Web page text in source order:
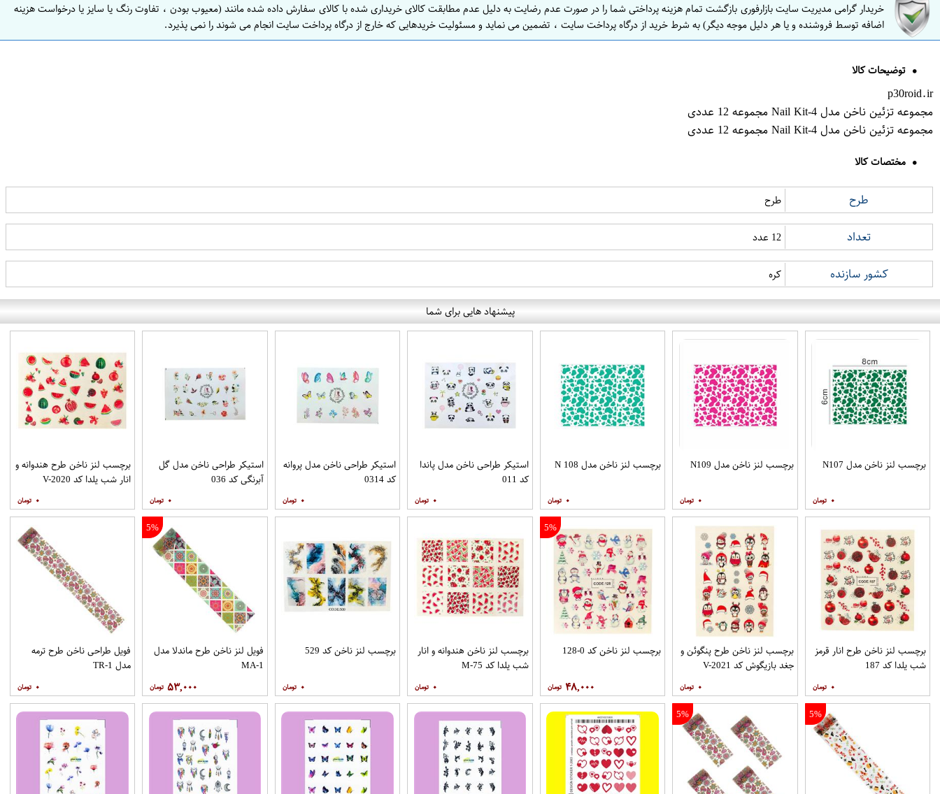
خریدار گرامی مدیریت سایت بازارفوری بازگشت تمام هزینه پرداختی شما را در صورت عدم رضایت به دلیل عدم مطابقت کالای خریداری شده با کالای سفارش داده شده مانند (معیوب بودن ، تفاوت رنگ یا سایز یا درخواست هزینه
اضافه توسط فروشنده و یا هر دلیل موجه دیگر) به شرط خرید از درگاه پرداخت سایت ، تضمین می نماید و مسئولیت خریدهایی که خارج از درگاه پرداخت سایت انجام می شوند را نمی پذیرد.
توضیحات کالا
p30roid.ir
مجموعه تزئین ناخن مدل Nail Kit-4 مجموعه 12 عددی
مجموعه تزئین ناخن مدل Nail Kit-4 مجموعه 12 عددی
مختصات کالا
طرح طرح
تعداد 12 عدد
کشور سازنده کره
پیشنهاد هایی برای شما
برچسب لنز ناخن مدل N107
۰
برچسب لنز ناخن مدل N109
۰
برچسب لنز ناخن مدل N 108
۰
استیکر طراحی ناخن مدل پاندا
کد 011
۰
استیکر طراحی ناخن مدل پروانه
کد 0314
۰
استیکر طراحی ناخن مدل گل
آبرنگی کد 036
۰
برچسب لنز ناخن طرح هندوانه و
انار شب یلدا کد V-2020
۰
برچسب لنز ناخن طرح انار قرمز
شب یلدا کد 187
۰
برچسب لنز ناخن طرح پنگوئن و
جغد بازیگوش کد V-2021
۰
5%
برچسب لنز ناخن کد 0-128
۴۸,۰۰۰
برچسب لنز ناخن هندوانه و انار
شب یلدا کد M-75
۰
برچسب لنز ناخن کد 529
۰
5%
فویل لنز ناخن طرح ماندلا مدل
MA-1
۵۳,۰۰۰
فویل طراحی ناخن طرح ترمه
مدل TR-1
۰
5%
5%